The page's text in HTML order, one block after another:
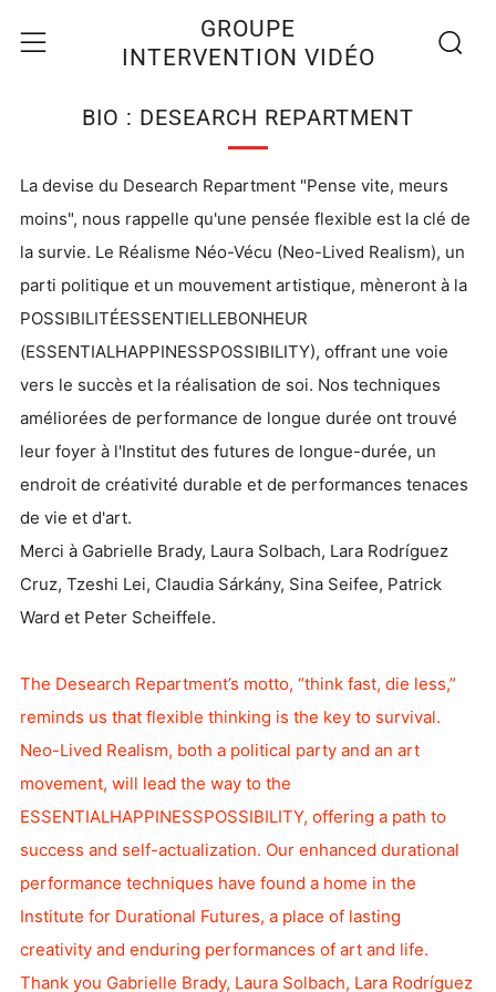
GROUPE
INTERVENTION VIDÉO
Menu
BIO : DESEARCH REPARTMENT
La devise du Desearch Repartment "Pense vite, meurs
moins", nous rappelle qu'une pensée flexible est la clé de
la survie. Le Réalisme Néo-Vécu (Neo-Lived Realism), un
parti politique et un mouvement artistique, mèneront à la
POSSIBILITÉESSENTIELLEBONHEUR
(ESSENTIALHAPPINESSPOSSIBILITY), offrant une voie
vers le succès et la réalisation de soi. Nos techniques
améliorées de performance de longue durée ont trouvé
leur foyer à l'Institut des futures de longue-durée, un
endroit de créativité durable et de performances tenaces
de vie et d'art.
Merci à Gabrielle Brady, Laura Solbach, Lara Rodríguez
Cruz, Tzeshi Lei, Claudia Sárkány, Sina Seifee, Patrick
Ward et Peter Scheiffele.
The Desearch Repartment’s motto, “think fast, die less,”
reminds us that flexible thinking is the key to survival.
Neo-Lived Realism, both a political party and an art
movement, will lead the way to the
ESSENTIALHAPPINESSPOSSIBILITY, offering a path to
success and self-actualization. Our enhanced durational
performance techniques have found a home in the
Institute for Durational Futures, a place of lasting
creativity and enduring performances of art and life.
Thank you Gabrielle Brady, Laura Solbach, Lara Rodríguez